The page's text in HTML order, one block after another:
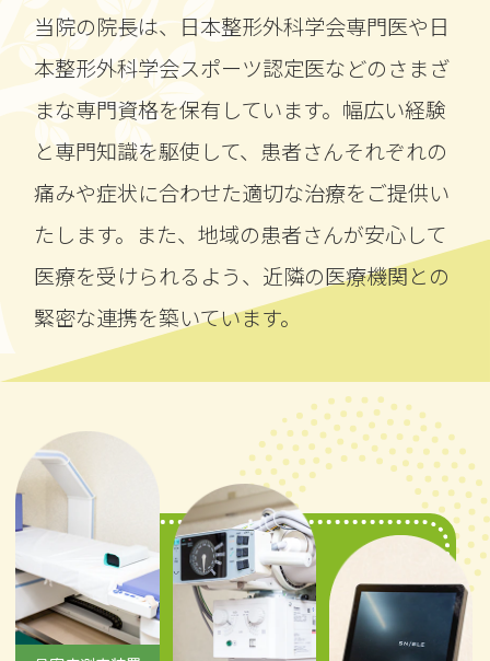
当院の院長は、日本整形外科学会専門医や日
本整形外科学会スポーツ認定医などのさまざ
まな専門資格を保有しています。幅広い経験
と専門知識を駆使して、患者さんそれぞれの
痛みや症状に合わせた適切な治療をご提供い
たします。また、地域の患者さんが安心して
医療を受けられるよう、近隣の医療機関との
緊密な連携を築いています。